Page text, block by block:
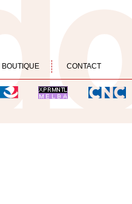
BOUTIQUE CONTACT